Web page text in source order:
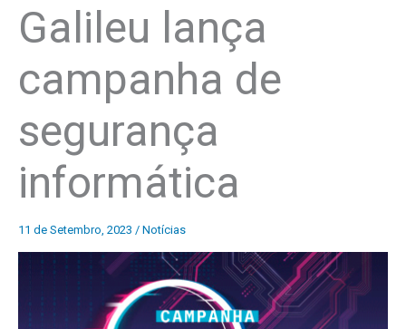
Galileu lança
campanha de
segurança
informática
11 de Setembro, 2023 / Notícias